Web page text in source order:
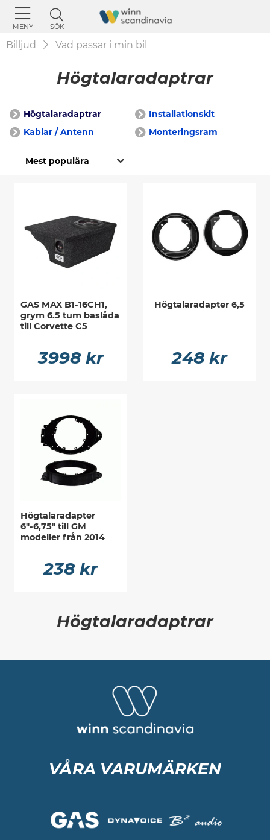
MENY SÖK
Billjud Vad passar i min bil
Högtalaradaptrar
Högtalaradaptrar
Installationskit
Kablar / Antenn
Monteringsram
GAS MAX B1-16CH1,
grym 6.5 tum baslåda
till Corvette C5
3998 kr
Högtalaradapter 6,5
248 kr
Högtalaradapter
6"-6,75" till GM
modeller från 2014
238 kr
Högtalaradaptrar
VÅRA VARUMÄRKEN